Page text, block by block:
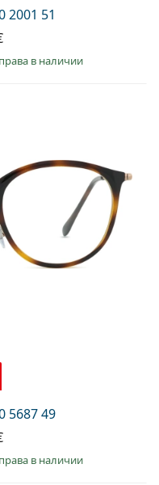
2001 51
в наличии
5687 49
в наличии